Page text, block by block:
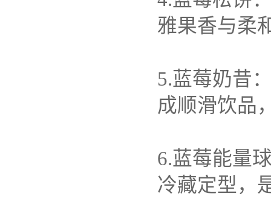
雅果香与柔
5.蓝莓奶昔
成顺滑饮品
6.蓝莓能量
冷藏定型，